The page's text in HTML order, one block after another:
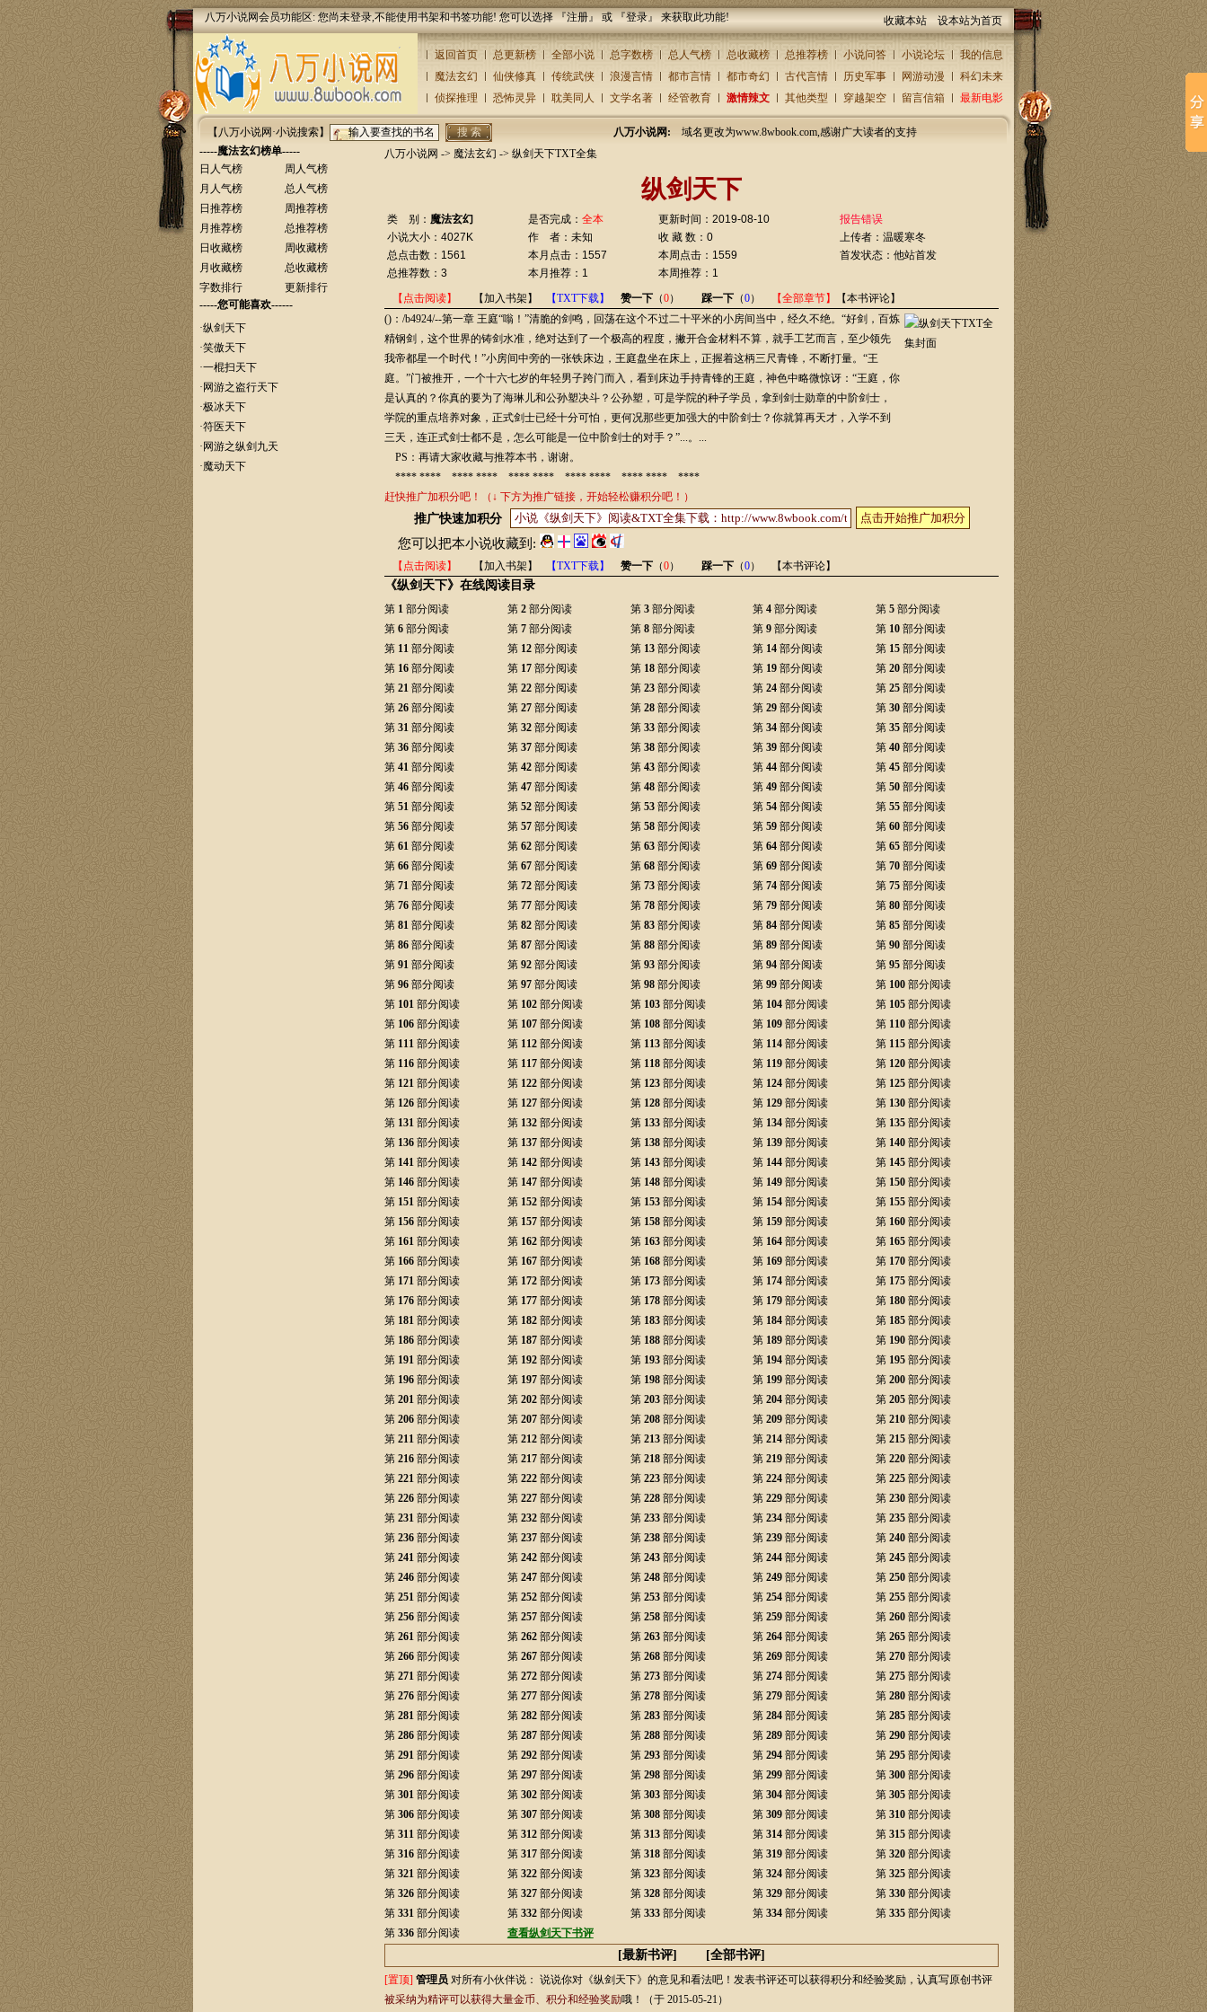
八万小说网会员功能区: 您尚未登录,不能使用书架和书签功能! 您可以选择 『注册』 或 『登录』 来获取此功能! 收藏本站 设本站为首页
返回首页 总更新榜 全部小说 总字数榜 总人气榜 总收藏榜 总推荐榜 小说问答 小说论坛
我的信息
魔法玄幻
仙侠修真 传统武侠 浪漫言情 都市言情 都市奇幻 古代言情 历史军事 网游动漫
科幻未来
侦探推理
恐怖灵异 耽美同人 文学名著 经管教育 激情辣文 其他类型 穿越架空 留言信箱 最新电影
【八万小说网·小说搜索】 八万小说网:
域名更改为www.8wbook.com,感谢广大读者的支持
-----魔法玄幻榜单-----
日人气榜
周人气榜
月人气榜
总人气榜
日推荐榜
周推荐榜
月推荐榜
总推荐榜
日收藏榜
周收藏榜
月收藏榜
总收藏榜
字数排行
更新排行
-----您可能喜欢------
·纵剑天下
·笑傲天下
·一棍扫天下
· 网游之盗行天下
·极冰天下
·符医天下
· 网游之纵剑九天
·魔动天下
八万小说网 -> 魔法玄幻 -> 纵剑天下TXT全集
纵剑天下
类 别： 魔法玄幻 是否完成： 全本 更新时间：2019-08-10
报告错误
小说大小：4027K
作 者：未知 收 藏 数：0 上传者： 温暖寒冬
总点击数：1561
本月点击：1557 本周点击：1559
首发状态：他站首发
总推荐数：3
本月推荐：1
本周推荐：1
【点击阅读】
【加入书架】 【TXT下载】 赞一下 （0） 踩一下 （0） 【全部章节】
【本书评论】
()：/b4924/--第一章 王庭“嗡！”清脆的剑鸣，回荡在这个不过二十平米的小房间当中，经久不绝。“好剑，百炼
精钢剑，这个世界的铸剑水准，绝对达到了一个极高的程度，撇开合金材料不算，就手工艺而言，至少领先
我帝都星一个时代！”小房间中旁的一张铁床边，王庭盘坐在床上，正握着这柄三尺青锋，不断打量。“王
庭。”门被推开，一个十六七岁的年轻男子跨门而入，看到床边手持青锋的王庭，神色中略微惊讶：“王庭，你
是认真的？你真的要为了海琳儿和公孙塑决斗？公孙塑，可是学院的种子学员，拿到剑士勋章的中阶剑士，
学院的重点培养对象，正式剑士已经十分可怕，更何况那些更加强大的中阶剑士？你就算再天才，入学不到
三天，连正式剑士都不是，怎么可能是一位中阶剑士的对手？”...。...
PS：再请大家收藏与推荐本书，谢谢。
**** **** **** **** **** **** **** **** **** **** ****
赶快推广加积分吧！（↓ 下方为推广链接，开始轻松赚积分吧！）
推广快速加积分 点击开始推广加积分
您可以把本小说收藏到:
【点击阅读】 【加入书架】 【TXT下载】 赞一下 （0） 踩一下 （0） 【本书评论】
《纵剑天下》在线阅读目录
第 1 部分阅读 第 2部分阅读 第 3部分阅读 第4 部分阅读 第5 部分阅读
第 6 部分阅读 第 7部分阅读 第 8部分阅读 第9 部分阅读 第 10 部分阅读
第 11 部分阅读 第 12部分阅读 第 13部分阅读 第 14 部分阅读 第 15 部分阅读
第 16 部分阅读 第 17部分阅读 第 18部分阅读 第 19 部分阅读 第20 部分阅读
第 21 部分阅读 第 22部分阅读 第 23部分阅读 第24 部分阅读 第25 部分阅读
第 26 部分阅读 第 27部分阅读 第 28部分阅读 第29 部分阅读 第30 部分阅读
第 31 部分阅读 第 32部分阅读 第 33部分阅读 第34 部分阅读 第35 部分阅读
第 36 部分阅读 第 37部分阅读 第 38部分阅读 第39 部分阅读 第40 部分阅读
第 41 部分阅读 第 42部分阅读 第 43部分阅读 第44 部分阅读 第45 部分阅读
第 46 部分阅读 第 47部分阅读 第 48部分阅读 第49 部分阅读 第50 部分阅读
第 51 部分阅读 第 52部分阅读 第 53部分阅读 第54 部分阅读 第55 部分阅读
第 56 部分阅读 第 57部分阅读 第 58部分阅读 第59 部分阅读 第60 部分阅读
第 61 部分阅读 第 62部分阅读 第 63部分阅读 第64 部分阅读 第65 部分阅读
第 66 部分阅读 第 67部分阅读 第 68部分阅读 第69 部分阅读 第70 部分阅读
第 71 部分阅读 第 72部分阅读 第 73部分阅读 第74 部分阅读 第75 部分阅读
第 76 部分阅读 第 77部分阅读 第 78部分阅读 第79 部分阅读 第80 部分阅读
第 81 部分阅读 第 82部分阅读 第 83部分阅读 第84 部分阅读 第85 部分阅读
第 86 部分阅读 第 87部分阅读 第 88部分阅读 第89 部分阅读 第90 部分阅读
第 91 部分阅读 第 92部分阅读 第 93部分阅读 第94 部分阅读 第95 部分阅读
第 96 部分阅读 第 97部分阅读 第 98部分阅读 第99 部分阅读 第 100 部分阅读
第 101 部分阅读 第 102部分阅读 第 103部分阅读 第 104 部分阅读 第 105 部分阅读
第 106 部分阅读 第 107部分阅读 第 108部分阅读 第 109 部分阅读 第 110 部分阅读
第 111 部分阅读 第 112部分阅读 第 113部分阅读 第 114 部分阅读 第 115 部分阅读
第 116 部分阅读 第 117部分阅读 第 118部分阅读 第 119 部分阅读 第 120 部分阅读
第 121 部分阅读 第 122部分阅读 第 123部分阅读 第 124 部分阅读 第 125 部分阅读
第 126 部分阅读 第 127部分阅读 第 128部分阅读 第 129 部分阅读 第 130 部分阅读
第 131 部分阅读 第 132部分阅读 第 133部分阅读 第 134 部分阅读 第 135 部分阅读
第 136 部分阅读 第 137部分阅读 第 138部分阅读 第 139 部分阅读 第 140 部分阅读
第 141 部分阅读 第 142部分阅读 第 143部分阅读 第 144 部分阅读 第 145 部分阅读
第 146 部分阅读 第 147部分阅读 第 148部分阅读 第 149 部分阅读 第 150 部分阅读
第 151 部分阅读 第 152部分阅读 第 153部分阅读 第 154 部分阅读 第 155 部分阅读
第 156 部分阅读 第 157部分阅读 第 158部分阅读 第 159 部分阅读 第 160 部分阅读
第 161 部分阅读 第 162部分阅读 第 163部分阅读 第 164 部分阅读 第 165 部分阅读
第 166 部分阅读 第 167部分阅读 第 168部分阅读 第 169 部分阅读 第 170 部分阅读
第 171 部分阅读 第 172部分阅读 第 173部分阅读 第 174 部分阅读 第 175 部分阅读
第 176 部分阅读 第 177部分阅读 第 178部分阅读 第 179 部分阅读 第 180 部分阅读
第 181 部分阅读 第 182部分阅读 第 183部分阅读 第 184 部分阅读 第 185 部分阅读
第 186 部分阅读 第 187部分阅读 第 188部分阅读 第 189 部分阅读 第 190 部分阅读
第 191 部分阅读 第 192部分阅读 第 193部分阅读 第 194 部分阅读 第 195 部分阅读
第 196 部分阅读 第 197部分阅读 第 198部分阅读 第 199 部分阅读 第200 部分阅读
第 201 部分阅读 第 202部分阅读 第 203部分阅读 第204 部分阅读 第205 部分阅读
第 206 部分阅读 第 207部分阅读 第 208部分阅读 第209 部分阅读 第210 部分阅读
第 211 部分阅读 第 212部分阅读 第 213部分阅读 第214 部分阅读 第215 部分阅读
第 216 部分阅读 第 217部分阅读 第 218部分阅读 第219 部分阅读 第220 部分阅读
第 221 部分阅读 第 222部分阅读 第 223部分阅读 第224 部分阅读 第225 部分阅读
第 226 部分阅读 第 227部分阅读 第 228部分阅读 第229 部分阅读 第230 部分阅读
第 231 部分阅读 第 232部分阅读 第 233部分阅读 第234 部分阅读 第235 部分阅读
第 236 部分阅读 第 237部分阅读 第 238部分阅读 第239 部分阅读 第240 部分阅读
第 241 部分阅读 第 242部分阅读 第 243部分阅读 第244 部分阅读 第245 部分阅读
第 246 部分阅读 第 247部分阅读 第 248部分阅读 第249 部分阅读 第250 部分阅读
第 251 部分阅读 第 252部分阅读 第 253部分阅读 第254 部分阅读 第255 部分阅读
第 256 部分阅读 第 257部分阅读 第 258部分阅读 第259 部分阅读 第260 部分阅读
第 261 部分阅读 第 262部分阅读 第 263部分阅读 第264 部分阅读 第265 部分阅读
第 266 部分阅读 第 267部分阅读 第 268部分阅读 第269 部分阅读 第270 部分阅读
第 271 部分阅读 第 272部分阅读 第 273部分阅读 第274 部分阅读 第275 部分阅读
第 276 部分阅读 第 277部分阅读 第 278部分阅读 第279 部分阅读 第280 部分阅读
第 281 部分阅读 第 282部分阅读 第 283部分阅读 第284 部分阅读 第285 部分阅读
第 286 部分阅读 第 287部分阅读 第 288部分阅读 第289 部分阅读 第290 部分阅读
第 291 部分阅读 第 292部分阅读 第 293部分阅读 第294 部分阅读 第295 部分阅读
第 296 部分阅读 第 297部分阅读 第 298部分阅读 第299 部分阅读 第300 部分阅读
第 301 部分阅读 第 302部分阅读 第 303部分阅读 第304 部分阅读 第305 部分阅读
第 306 部分阅读 第 307部分阅读 第 308部分阅读 第309 部分阅读 第310 部分阅读
第 311 部分阅读 第 312部分阅读 第 313部分阅读 第314 部分阅读 第315 部分阅读
第 316 部分阅读 第 317部分阅读 第 318部分阅读 第319 部分阅读 第320 部分阅读
第 321 部分阅读 第 322部分阅读 第 323部分阅读 第324 部分阅读 第325 部分阅读
第 326 部分阅读 第 327部分阅读 第 328部分阅读 第329 部分阅读 第330 部分阅读
第 331 部分阅读 第 332部分阅读 第 333部分阅读 第334 部分阅读 第335 部分阅读
第 336 部分阅读 查看纵剑天下书评
[最新书评] [全部书评]
[置顶] 管理员 对所有小伙伴说： 说说你对《纵剑天下》的意见和看法吧！发表书评还可以获得积分和经验奖励，认真写原创书评
被采纳为精评可以获得大量金币、积分和经验奖励哦！ （于 2015-05-21）